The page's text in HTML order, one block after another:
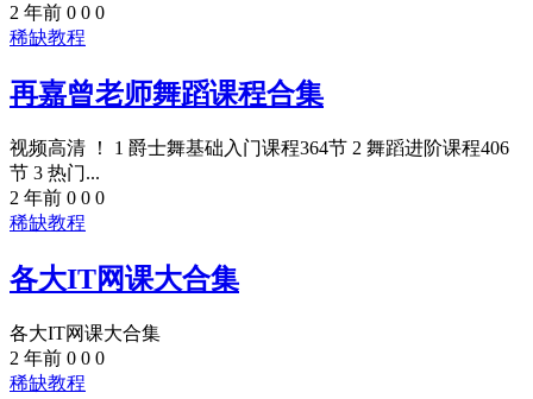
2 年前 0 0 0
稀缺教程
再嘉曾老师舞蹈课程合集
视频高清 ！ 1 爵士舞基础入门课程364节 2 舞蹈进阶课程406
节 3 热门...
2 年前 0 0 0
稀缺教程
各大IT网课大合集
各大IT网课大合集
2 年前 0 0 0
稀缺教程